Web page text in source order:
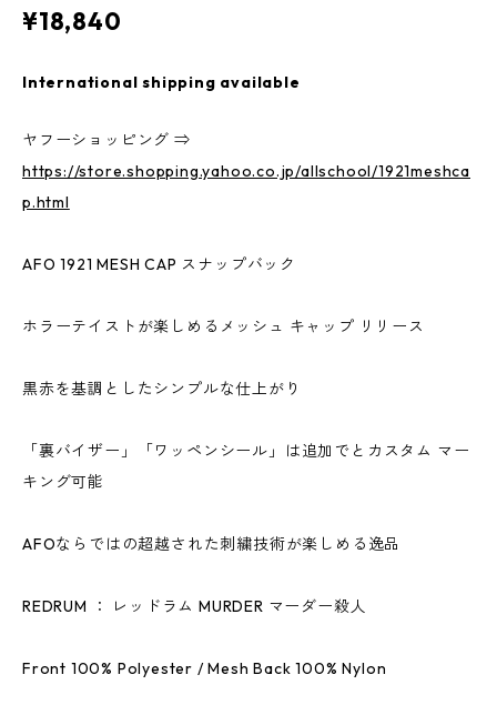
¥18,840
International shipping available
ヤフーショッピング ⇒
https://store.shopping.yahoo.co.jp/allschool/1921meshca
p.html
AFO 1921 MESH CAP スナップバック
ホラーテイストが楽しめるメッシュ キャップ リリース
黒赤を基調としたシンプルな仕上がり
「裏バイザー」「ワッペンシール」は追加でとカスタム マー
キング可能
AFOならではの超越された刺繍技術が楽しめる逸品
REDRUM ： レッドラム MURDER マーダー殺人
Front 100% Polyester / Mesh Back 100% Nylon